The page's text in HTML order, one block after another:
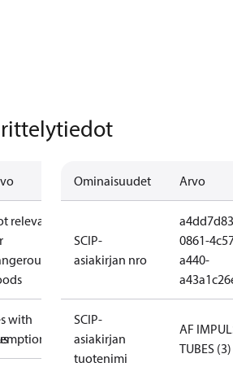
relevant
with
Ominaisuudet Arvo
SCIP-
asiakirjan nro
0861-
a440-
SCIP-
asiakirjan
tuotenimi
AF
TUBES (3)